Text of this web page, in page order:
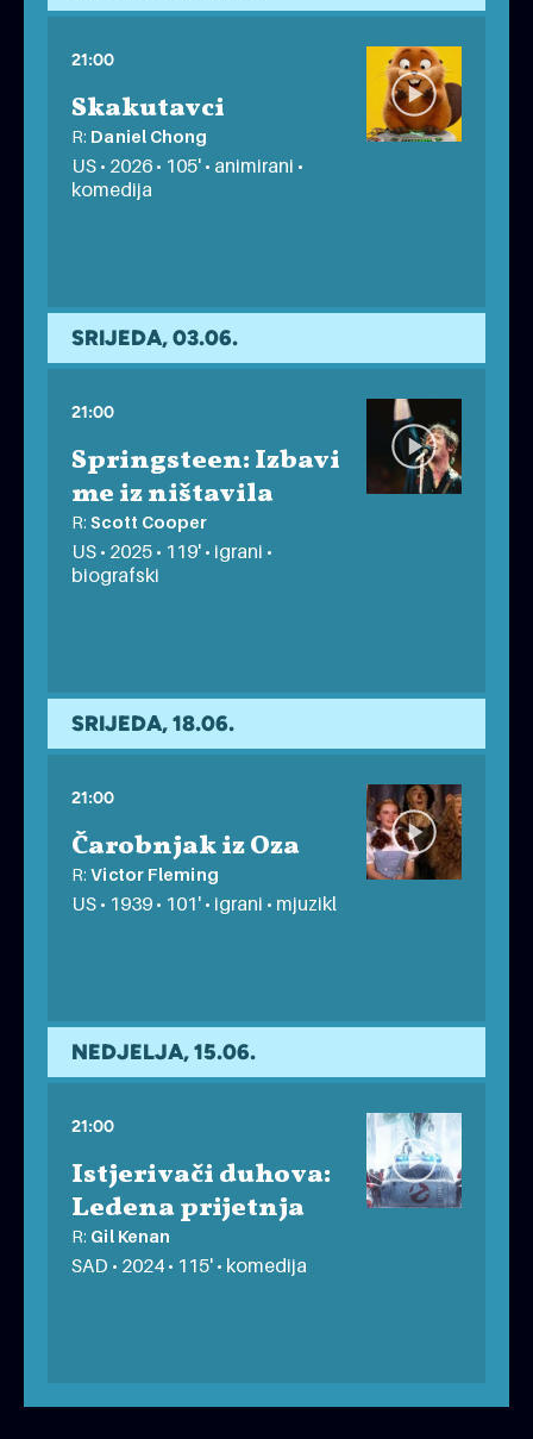
21:00
Skakutavci
R: Daniel Chong
US • 2026 • 105' • animirani •
komedija
POP UP FILM FESTIVAL
SRIJEDA, 03.06.
21:00
Springsteen: Izbavi
me iz ništavila
R:Scott Cooper
US • 2025 • 119' • igrani •
biografski
POP UP FILM FESTIVAL
SRIJEDA, 18.06.
21:00
Čarobnjak iz Oza
R:Victor Fleming
US • 1939 • 101' • igrani • mjuzikl
POP UP FILM FESTIVAL
NEDJELJA, 15.06.
21:00
Istjerivači duhova:
Ledena prijetnja
R: Gil Kenan
SAD • 2024 • 115' • komedija
POP UP FILM FESTIVAL besplatno